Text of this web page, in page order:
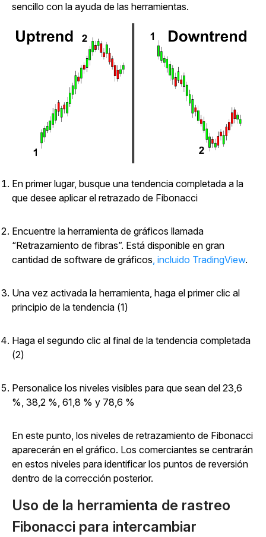
sencillo con la ayuda de las herramientas.
En primer lugar, busque una tendencia completada a la
que desee aplicar el retrazado de Fibonacci
Encuentre la herramienta de gráficos llamada
“Retrazamiento de fibras”. Está disponible en gran
cantidad de software de gráficos, incluido TradingView.
Una vez activada la herramienta, haga el primer clic al
principio de la tendencia (1)
Haga el segundo clic al final de la tendencia completada
(2)
Personalice los niveles visibles para que sean del 23,6
%, 38,2 %, 61,8 % y 78,6 %
En este punto, los niveles de retrazamiento de Fibonacci
aparecerán en el gráfico. Los comerciantes se centrarán
en estos niveles para identificar los puntos de reversión
dentro de la corrección posterior.
Uso de la herramienta de rastreo
Fibonacci para intercambiar